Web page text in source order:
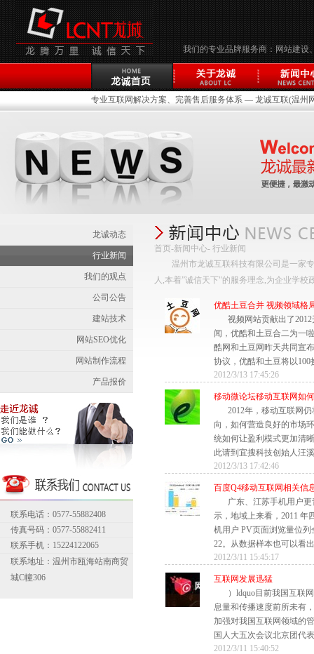
我们的专业品牌服务商：网站建设
专业互联网解决方案、完善售后服务体系 — 龙诚互联(温州
龙诚动态
行业新闻
我们的观点
公司公告
建站技术
网站SEO优化
网站制作流程
产品报价
联系电话：0577-55882408
传真号码：0577-55882411
联系手机：15224122065
联系地址：温州市瓯海站南商贸
城C幢306
首页-新闻中心- 行业新闻
温州市龙诚互联科技有限公司是一家
人,本着”诚信天下"的服务理念,为企业学
优酷土豆合并 视频领域格
视频网站贡献出了
闻，优酷和土豆合二为一
酷网和土豆网昨天共同宣
协议，优酷和土豆将以100
2012/3/13 17:45:26
移动微论坛移动互联网如
2012年，移动互联网
向，如何营造良好的市场
统如何让盈利模式更加清
此请到宜搜科技创始人汪
2012/3/13 17:42:46
百度Q4移动互联网相关信
广东、江苏手机用户
示，地域上来看，2011 年
机用户 PV页面浏览量位
22。从数据样本也可以看
2012/3/11 15:45:17
互联网发展迅猛
）ldquo目前我国互联
息量和传播速度前所未有
加强对我国互联网领域的
国人大五次会议北京团代
2012/3/11 15:40:52